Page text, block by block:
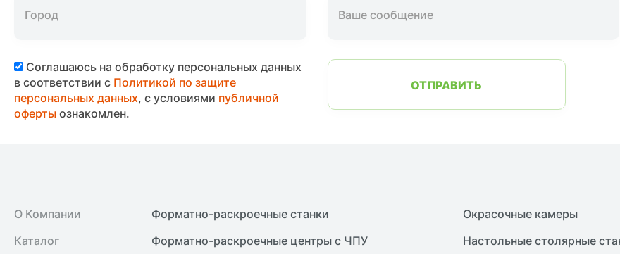
Соглашаюсь на обработку персональных данных
в соответствии с Политикой по защите
персональных данных, с условиями публичной
офертыознакомлен.
ОТПРАВИТЬ
О Компании
Каталог
Форматно-раскроечные станки
Форматно-раскроечные центры с ЧПУ
Окрасочные камеры
Настольные столярные